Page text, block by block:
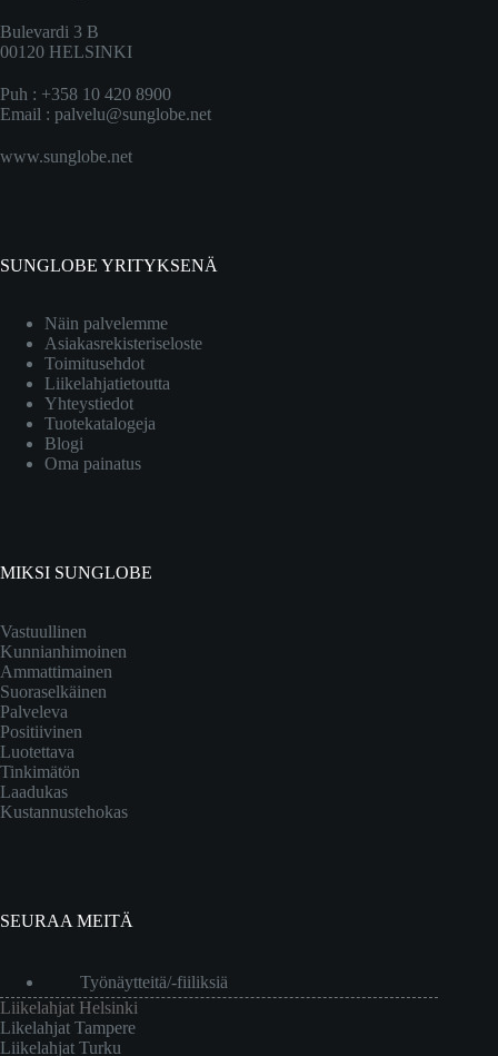
Bulevardi 3 B
00120 HELSINKI
Puh : +358 10 420 8900
Email : palvelu@sunglobe.net
www.sunglobe.net
SUNGLOBE YRITYKSENÄ
Näin palvelemme
Asiakasrekisteriseloste
Toimitusehdot
Liikelahjatietoutta
Yhteystiedot
Tuotekatalogeja
Blogi
Oma painatus
MIKSI SUNGLOBE
Vastuullinen
Kunnianhimoinen
Ammattimainen
Suoraselkäinen
Palveleva
Positiivinen
Luotettava
Tinkimätön
Laadukas
Kustannustehokas
SEURAA MEITÄ
Työnäytteitä/-fiiliksiä
Liikelahjat Helsinki
Likelahjat Tampere
Liikelahjat Turku